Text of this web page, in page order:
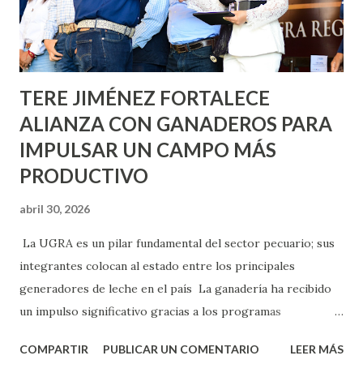
Asunción, Avenida Alameda y Decreto 27 de Septiembre, en
los edificios FOVISSSTE Ojo de Agua, en la comunidad
Norias de Paso Hondo y en los edificios de...
TERE JIMÉNEZ FORTALECE
ALIANZA CON GANADEROS PARA
IMPULSAR UN CAMPO MÁS
PRODUCTIVO
abril 30, 2026
La UGRA es un pilar fundamental del sector pecuario; sus
integrantes colocan al estado entre los principales
generadores de leche en el país La ganadería ha recibido
un impulso significativo gracias a los programas
muestra de su respaldo firme y decidido al campo, la
COMPARTIR PUBLICAR UN COMENTARIO LEER MÁS